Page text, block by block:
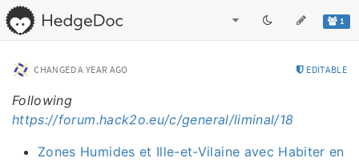
1
CHANGEDA YEAR AGO EDITABLE
Following
https://forum.hack2o.eu/c/general/liminal/18
Zones Humides et Ille-et-Vilaine avec Habiter en